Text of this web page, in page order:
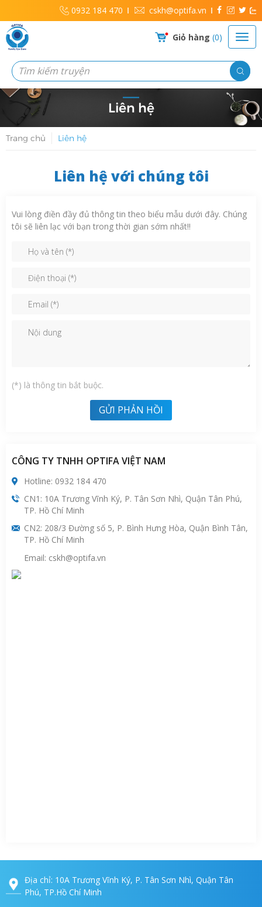
0932 184 470 cskh@optifa.vn
Giỏ hàng 0
Liên hệ
Trang chủ Liên hệ
Liên hệ với chúng tôi
Vui lòng điền đầy đủ thông tin theo biểu mẫu dưới đây. Chúng
tôi sẽ liên lạc với bạn trong thời gian sớm nhất!!
(*) là thông tin bắt buộc.
CÔNG TY TNHH OPTIFA VIỆT NAM
Hotline: 0932 184 470
CN1: 10A Trương Vĩnh Ký, P. Tân Sơn Nhì, Quận Tân Phú,
TP. Hồ Chí Minh
CN2: 208/3 Đường số 5, P. Bình Hưng Hòa, Quận Bình Tân,
TP. Hồ Chí Minh
Email: cskh@optifa.vn
Địa chỉ: 10A Trương Vĩnh Ký, P. Tân Sơn Nhì, Quận Tân
Phú, TP.Hồ Chí Minh